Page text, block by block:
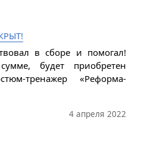
в сборе и помогал!
будет приобретен
тренажер «Реформа-
4 апреля 2022